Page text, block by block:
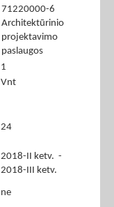
71220000-6
Architektūrinio
projektavimo
paslaugos
1
Vnt
24
2018-II ketv. -
2018-III ketv.
ne